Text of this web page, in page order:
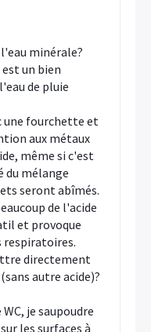
minérale?
un bien
de pluie
une fourchette et
aux métaux
même si c'est
mélange
seront abîmés.
de l'acide
et provoque
respiratoires.
directement
autre acide)?
je saupoudre
les surfaces à
×